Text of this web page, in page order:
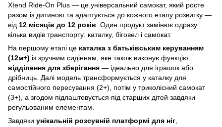
Xtend Ride-On Plus — це універсальний самокат, який росте
разом із дитиною та адаптується до кожного етапу розвитку —
від 12 місяців до 12 років . Один продукт замінює одразу
кілька видів транспорту: каталку, біговел і самокат.
На першому етапі це каталка з батьківським керуванням
(12м+) із зручним сидінням, яке також виконує функцію
відділення для зберігання — ідеально для іграшок або
дрібниць. Далі модель трансформується у каталку для
самостійного пересування (2+), потім у триколісний самокат
(3+), а згодом підлаштовується під старших дітей завдяки
регульованим елементам.
Завдяки унікальній розсувній платформі для ніг